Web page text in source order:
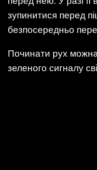
зупинитися перед
безпосередньо
Починати рух
зеленого сигналу